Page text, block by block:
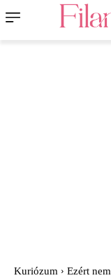
Kuriózum Ezért